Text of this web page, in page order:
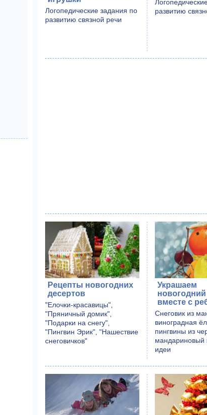
Логопедические задания по
развитию связной речи
развитию
Рецепты новогодних
десертов
"Елочки-красавицы",
"Пряничный домик",
"Подарки на снегу",
"Пингвин Эрик", "Нашествие
снеговичков"
Украшаем
новогодний
вместе с
Cнеговик из
виноградная
пингвины из
мандариновый
идеи